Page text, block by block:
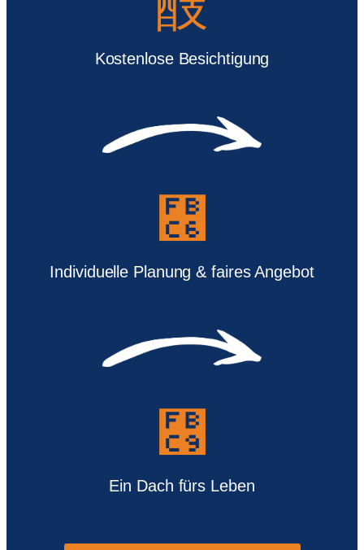
Kostenlose Besichtigung
Individuelle Planung & faires Angebot
Ein Dach fürs Leben